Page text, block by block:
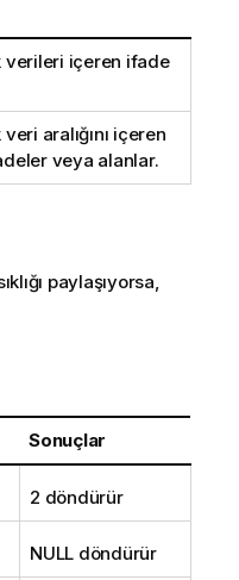
verileri içeren ifade
aralığını içeren
veya alanlar.
paylaşıyorsa,
Sonuçlar
2 döndürür
NULL döndürür